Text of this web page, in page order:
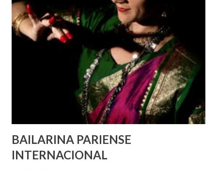
Estes direitos humanos – os direitos à liberdade de opinião
e de expressão, de reunião pacífica e de associação, e de
participar no governo (artigos 19, 20 e 21 da Declaração
Universal dos Direitos Humanos ) – têm estado no centro
das mudanças históricas no mundo árabe nos últimos dois
anos, em que milhões foram às ruas para exigir mudanças.
Em outras partes do mundo, os “99%” fizeram suas vozes
serem ouvidas através ...
BAILARINA PARIENSE
INTERNACIONAL